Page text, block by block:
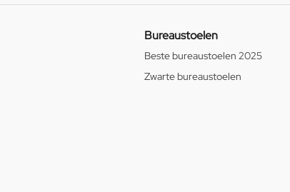
Bureaustoelen
Beste bureaustoelen 2025
Zwarte bureaustoelen